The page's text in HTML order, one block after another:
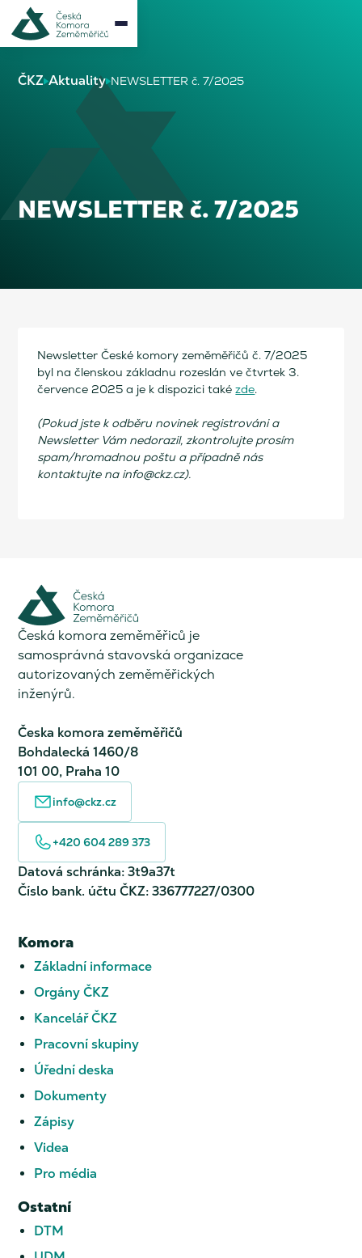
ČKZ Aktuality NEWSLETTER č. 7/2025
NEWSLETTER č. 7/2025
Newsletter České komory zeměměřičů č. 7/2025
byl na členskou základnu rozeslán ve čtvrtek 3.
července 2025 a je k dispozici takézde.
(Pokud jste k odběru novinek registrováni a
Newsletter Vám nedorazil, zkontrolujte prosím
spam/hromadnou poštu a případně nás
kontaktujte na info@ckz.cz).
Česká komora zeměměřiců je
samosprávná stavovská organizace
autorizovaných zeměměřických
inženýrů.
Česka komora zeměměřičů
Bohdalecká 1460/8
101 00, Praha 10
info@ckz.cz
+420 604 289 373
Datová schránka: 3t9a37t
Číslo bank. účtu ČKZ: 336777227/0300
Komora
Základní informace
Orgány ČKZ
Kancelář ČKZ
Pracovní skupiny
Úřední deska
Dokumenty
Zápisy
Videa
Pro média
Ostatní
DTM